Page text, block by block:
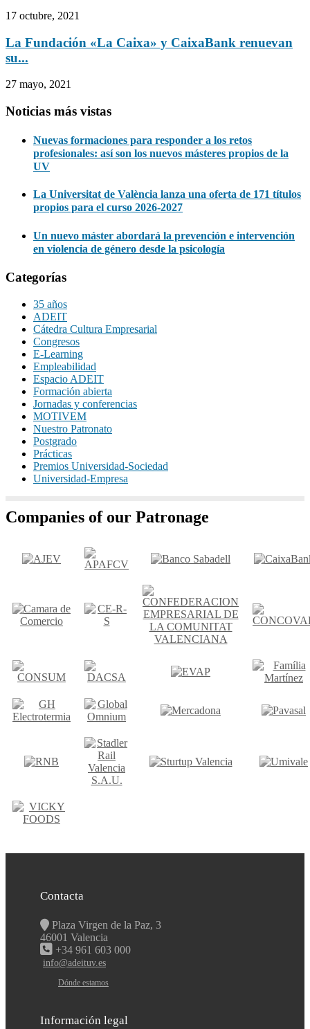
17 octubre, 2021
La Fundación «La Caixa» y CaixaBank renuevan
su...
27 mayo, 2021
Noticias más vistas
Nuevas formaciones para responder a los retos
profesionales: así son los nuevos másteres propios de la
UV
La Universitat de València lanza una oferta de 171 títulos
propios para el curso 2026-2027
Un nuevo máster abordará la prevención e intervención
en violencia de género desde la psicología
Categorías
35 años
ADEIT
Cátedra Cultura Empresarial
Congresos
E-Learning
Empleabilidad
Espacio ADEIT
Formación abierta
Jornadas y conferencias
MOTIVEM
Nuestro Patronato
Postgrado
Prácticas
Premios Universidad-Sociedad
Universidad-Empresa
Companies of our Patronage
Contacta
Plaza Virgen de la Paz, 3
46001 Valencia
+34 961 603 000
info@adeituv.es
Dónde estamos
Información legal